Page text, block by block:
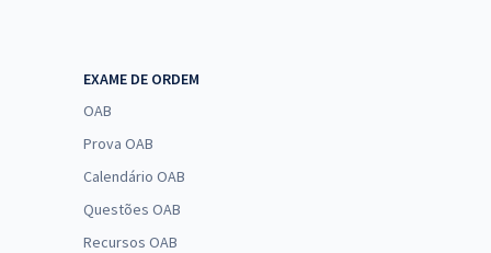
EXAME DE ORDEM
OAB
Prova OAB
Calendário OAB
Questões OAB
Recursos OAB